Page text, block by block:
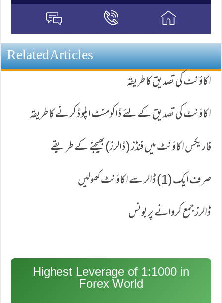
Related Articles
اکاؤنٹ کی تصدیق کا طریقہ
اکاؤنٹ کی تصدیق كے لئے ڈاكومنٹ اپلوڈ كرنے كا طریقہ
فاریکس اکاؤنٹ میں فنڈز (ڈالرز) بھیجنے کے طریقے
صرف ایك (1) ڈالر سے اكاؤنٹ كھولیں
ڈالرز جمع كروانے پر بونس
Highest Leverage of 1:1000 in
Forex World